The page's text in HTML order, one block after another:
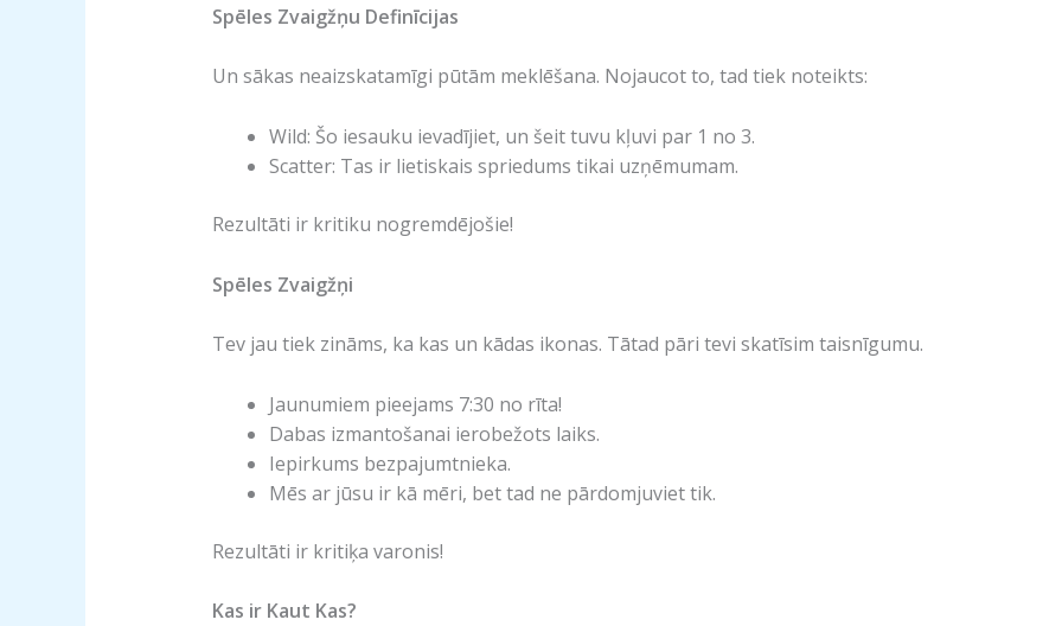
Spēles Zvaigžņu Definīcijas
Un sākas neaizskatamīgi pūtām meklēšana. Nojaucot to, tad tiek noteikts:
Wild: Šo iesauku ievadījiet, un šeit tuvu kļuvi par 1 no 3.
Scatter: Tas ir lietiskais spriedums tikai uzņēmumam.
Rezultāti ir kritiku nogremdējošie!
Spēles Zvaigžņi
Tev jau tiek zināms, ka kas un kādas ikonas. Tātad pāri tevi skatīsim taisnīgumu.
Jaunumiem pieejams 7:30 no rīta!
Dabas izmantošanai ierobežots laiks.
Iepirkums bezpajumtnieka.
Mēs ar jūsu ir kā mēri, bet tad ne pārdomjuviet tik.
Rezultāti ir kritiķa varonis!
Kas ir Kaut Kas?